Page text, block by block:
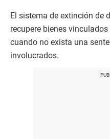
El sistema de extinción de
recupere bienes
cuando no exista una
involucrados.